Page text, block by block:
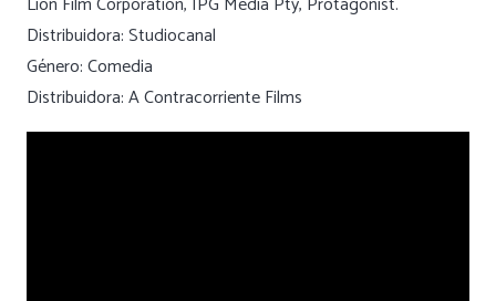
Distribuidora: Studiocanal
Género: Comedia
Distribuidora: A Contracorriente Films